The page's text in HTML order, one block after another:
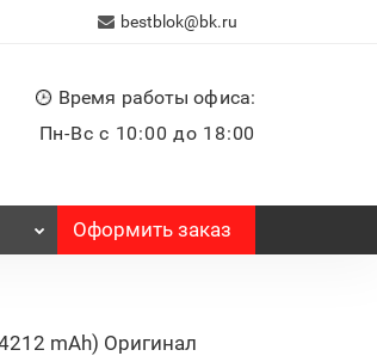
bestblok@bk.ru
Время работы офиса:
Пн-Вс с 10:00 до 18:00
Оформить заказ
mAh) Оригинал